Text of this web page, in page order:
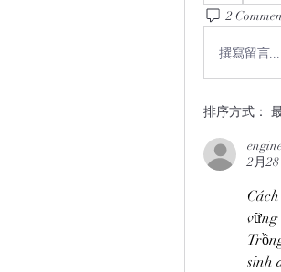
2
撰寫留言
排序方式：
2月28
vững
sinh